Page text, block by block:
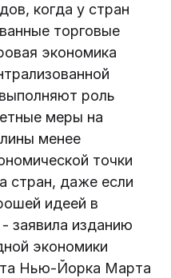
когда у стран
торговые
экономика
роль
меры на
менее
точки
стран, даже если
идеей в
заявила изданию
экономики
Нью-Йорка Марта